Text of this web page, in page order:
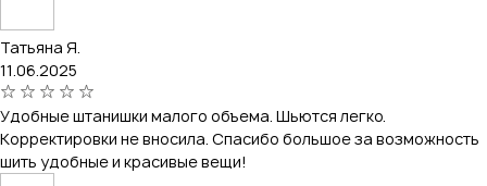
Татьяна Я.
11.06.2025
Удобные штанишки малого объема. Шьются легко.
Корректировки не вносила. Спасибо большое за возможность
шить удобные и красивые вещи!